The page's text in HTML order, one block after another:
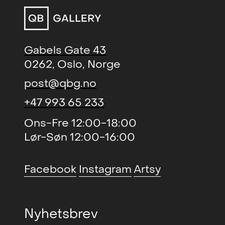
Gabels Gate 43
0262, Oslo, Norge
post@qbg.no
+47 993 65 233
Ons-Fre 12:00-18:00
Lør-Søn 12:00-16:00
Facebook InstagramArtsy
Nyhetsbrev